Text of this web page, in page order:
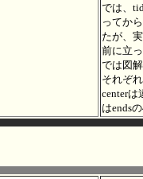
では、
ってか
たが、
前に立
では図
それぞ
centerは
はends